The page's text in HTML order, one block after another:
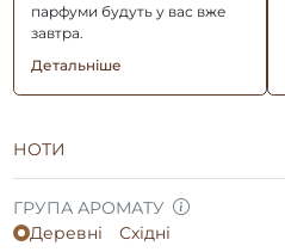
НОТИ
ГРУПА АРОМАТУ
Деревні
Східні
парфуми будуть у вас вже
завтра.
Детальніше